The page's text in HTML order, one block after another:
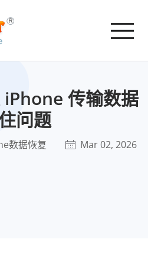
传输数据
问题
数据恢复 Mar 02, 2026